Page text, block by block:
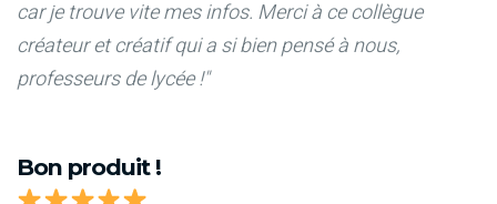
car je trouve vite mes infos. Merci à ce collègue
créateur et créatif qui a si bien pensé à nous,
professeurs de lycée !"
Bon produit !